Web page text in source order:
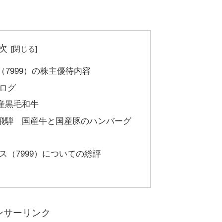
7999）の株主優待内容
グ
黒毛和牛
騨 国産牛と国産豚のハンバーグ
（7999）についての総評
サーリンク